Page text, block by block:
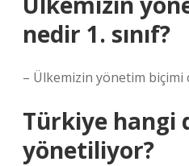
nedir 1. sınıf?
– Ülkemizin yönetim
Türkiye hangi
yönetiliyor?